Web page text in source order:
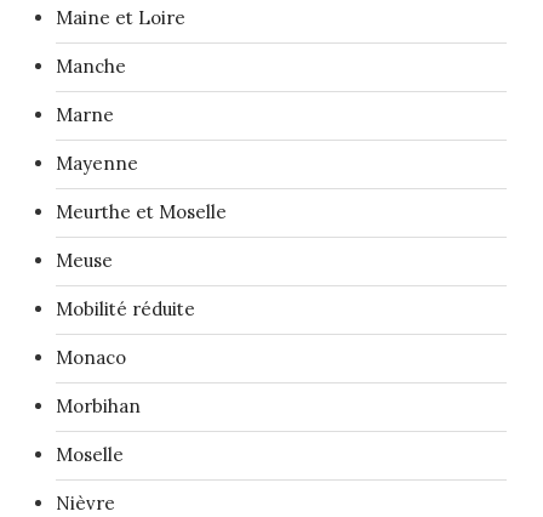
Maine et Loire
Manche
Marne
Mayenne
Meurthe et Moselle
Meuse
Mobilité réduite
Monaco
Morbihan
Moselle
Nièvre